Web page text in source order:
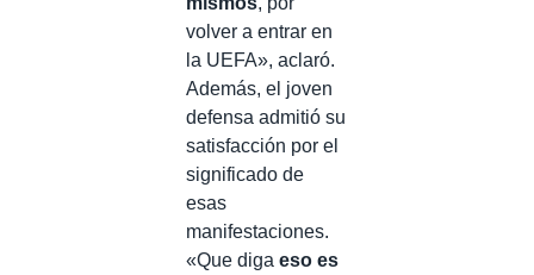
volver a entrar en
la UEFA», aclaró.
Además, el joven
defensa admitió su
satisfacción por el
significado de
esas
manifestaciones.
«Que diga eso es